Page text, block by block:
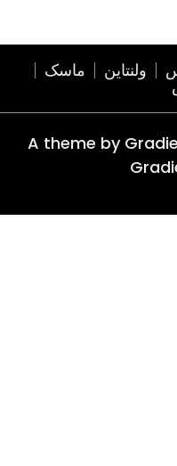
ولنتاین ماسک
A theme by